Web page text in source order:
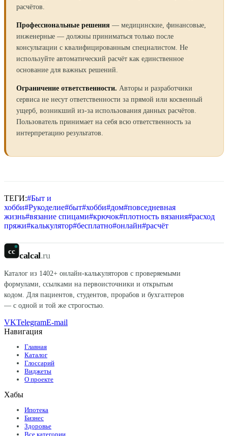
расчётов.
Профессиональные решения — медицинские, финансовые,
инженерные — должны приниматься только после
консультации с квалифицированным специалистом. Не
используйте автоматический расчёт как единственное
основание для важных решений.
Ограничение ответственности. Авторы и разработчики
сервиса не несут ответственности за прямой или косвенный
ущерб, возникший из-за использования данных расчётов.
Пользователь принимает на себя всю ответственность за
интерпретацию результатов.
ТЕГИ:#Быт и
хобби#Рукоделие#быт#хобби#дом#повседневная
жизнь#вязание спицами#крючок#плотность вязания#расход
пряжи#калькулятор#бесплатно#онлайн#расчёт
cc calcal.ru
Каталог из 1402+ онлайн-калькуляторов с проверяемыми
формулами, ссылками на первоисточники и открытым
кодом. Для пациентов, студентов, прорабов и бухгалтеров
— с одной и той же строгостью.
VKTelegramE-mail
Навигация
Главная
Каталог
Глоссарий
Виджеты
О проекте
Хабы
Ипотека
Бизнес
Здоровье
Все категории